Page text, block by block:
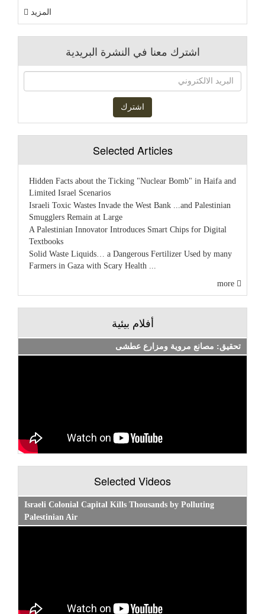
المزيد
اشترك معنا في النشرة البريدية
Selected Articles
Hidden Facts about the Ticking "Nuclear Bomb" in Haifa and
Limited Israel Scenarios
Israeli Toxic Wastes Invade the West Bank ...and Palestinian
Smugglers Remain at Large
A Palestinian Innovator Introduces Smart Chips for Digital
Textbooks
Solid Waste Liquids… a Dangerous Fertilizer Used by many
Farmers in Gaza with Scary Health ...
أفلام بيئية
تحقيق: مصانع مروية ومزارع عطشى
Selected Videos
Israeli Colonial Capital Kills Thousands by Polluting
Palestinian Air